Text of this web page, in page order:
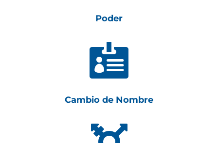
Poder

Cambio de Nombre